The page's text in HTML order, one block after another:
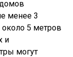
менее 3
около 5 метров
и
могут